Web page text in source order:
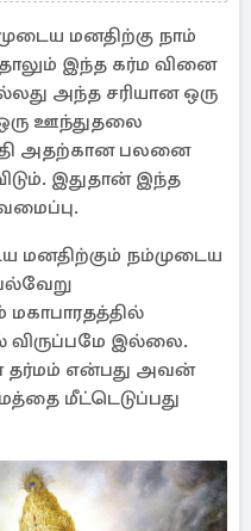
மனதிற்கு நாம்
இந்த கர்ம வினை
அந்த சரியான ஒரு
ஊந்துதலை
அதற்கான பலனை
இதுதான் இந்த
நம்முடைய
விருப்பமே இல்லை.
என்பது அவன்
மீட்டெடுப்பது